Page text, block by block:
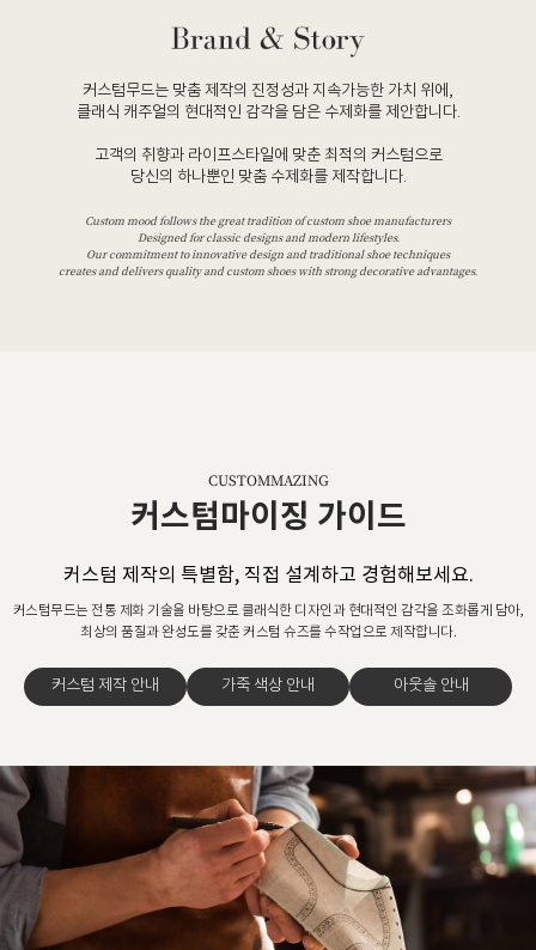
커스텀무드는 맞춤 제작의 진정성과 지속가능한 가치 위에,
클래식 캐주얼의 현대적인 감각을 담은 수제화를 제안합니다.
고객의 취향과 라이프스타일에 맞춘 최적의 커스텀으로
당신의 하나뿐인 맞춤 수제화를 제작합니다.
Custom mood follows the great tradition of custom shoe manufacturers
Designed for classic designs and modern lifestyles.
Our commitment to innovative design and traditional shoe techniques
creates and delivers quality and custom shoes with strong decorative advantages.
CUSTOMMAZING
커스텀마이징 가이드
커스텀 제작의 특별함, 직접 설계하고 경험해보세요.
커스텀무드는 전통 제화 기술을 바탕으로 클래식한 디자인과 현대적인 감각을 조화롭게 담아,
최상의 품질과 완성도를 갖춘 커스텀 슈즈를 수작업으로 제작합니다.
커스텀 제작 안내 가죽 색상 안내 아웃솔 안내